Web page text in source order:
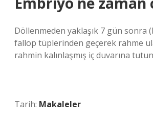
Döllenmeden yaklaşık 7 gün sonra
fallop tüplerinden geçerek rahme
rahmin kalınlaşmış iç duvarına
Tarih: Makaleler